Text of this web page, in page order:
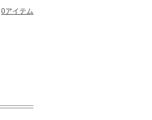
0アイテム